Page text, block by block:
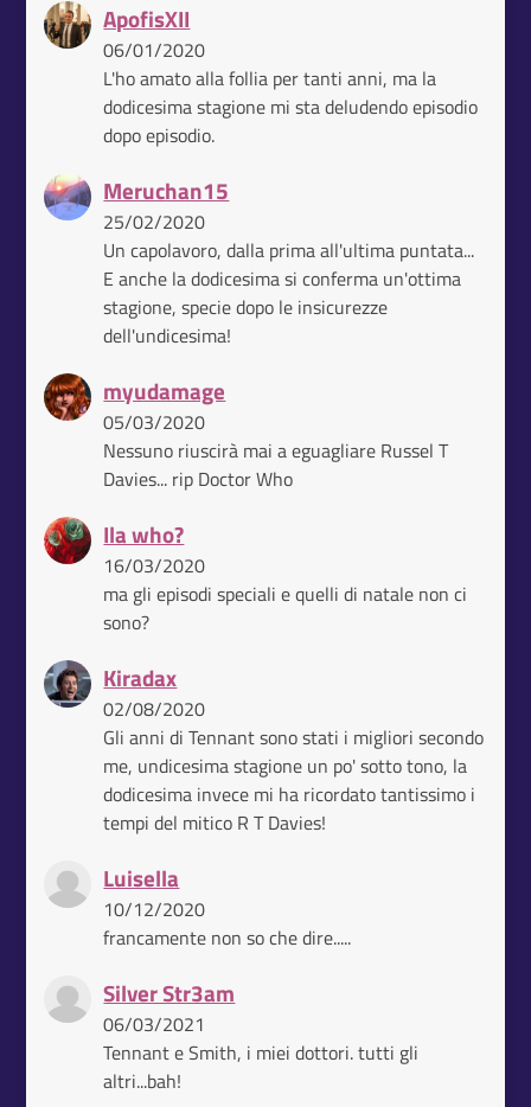
ApofisXII
06/01/2020
L'ho amato alla follia per tanti anni, ma la
dodicesima stagione mi sta deludendo episodio
dopo episodio.
Meruchan15
25/02/2020
Un capolavoro, dalla prima all'ultima puntata...
E anche la dodicesima si conferma un'ottima
stagione, specie dopo le insicurezze
dell'undicesima!
myudamage
05/03/2020
Nessuno riuscirà mai a eguagliare Russel T
Davies... rip Doctor Who
Ila who?
16/03/2020
ma gli episodi speciali e quelli di natale non ci
sono?
Kiradax
02/08/2020
Gli anni di Tennant sono stati i migliori secondo
me, undicesima stagione un po' sotto tono, la
dodicesima invece mi ha ricordato tantissimo i
tempi del mitico R T Davies!
Luisella
10/12/2020
francamente non so che dire.....
Silver Str3am
06/03/2021
Tennant e Smith, i miei dottori. tutti gli
altri...bah!